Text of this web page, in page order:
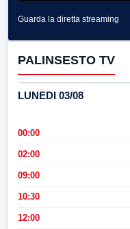
Guarda la diretta streaming
PALINSESTO TV
LUNEDI 03/08
00:00
02:00
09:00
10:30
12:00